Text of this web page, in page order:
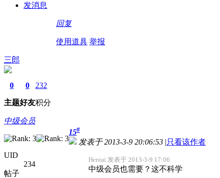
发消息
回复
使用道具 举报
三郎
0
主题
0
好友
232
积分
中级会员
UID
234
帖子
15#
发表于 2013-3-9 20:06:53 |只看该作者
Hentai 发表于 2013-3-9 17:06
中级会员也需要？这不科学